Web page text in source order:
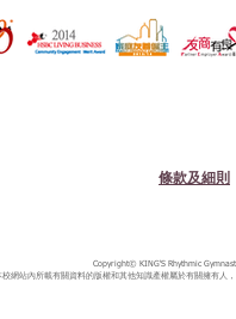
條款及細則
Copyright© KING'S Rhythmic
校網站內所載有關資料的版權和其他知識產權屬於有關擁有人